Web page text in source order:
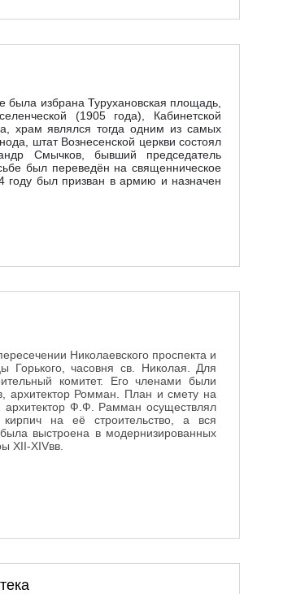
была избрана Турухановская площадь,
(1905 года), Кабинетской
храм являлся тогда одним из самых
штат Вознесенской церкви состоял
Смычков, бывший председатель
был переведён на священническое
году был призван в армию и назначен
Николаевского проспекта и
Горького, часовня св. Николая. Для
комитет. Его членами были
архитектор Ромман. План и смету на
архитектор Ф.Ф. Рамман осуществлял
на её строительство, а вся
выстроена в модернизированных
XII-XIVвв.